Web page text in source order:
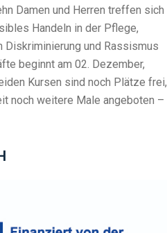
Damen und Herren treffen sich
Handeln in der Pflege,
und Rassismus
beginnt am 02. Dezember,
Kursen sind noch Plätze frei,
noch weitere Male angeboten –